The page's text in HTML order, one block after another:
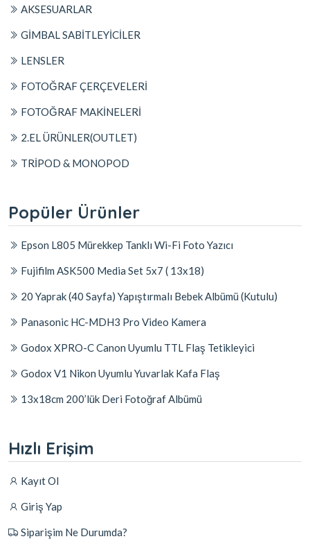
AKSESUARLAR
GİMBAL SABİTLEYİCİLER
LENSLER
FOTOĞRAF ÇERÇEVELERİ
FOTOĞRAF MAKİNELERİ
2.EL ÜRÜNLER(OUTLET)
TRİPOD & MONOPOD
Popüler Ürünler
Epson L805 Mürekkep Tanklı Wi-Fi Foto Yazıcı
Fujifilm ASK500 Media Set 5x7 ( 13x18)
20 Yaprak (40 Sayfa) Yapıştırmalı Bebek Albümü (Kutulu)
Panasonic HC-MDH3 Pro Video Kamera
Godox XPRO-C Canon Uyumlu TTL Flaş Tetikleyici
Godox V1 Nikon Uyumlu Yuvarlak Kafa Flaş
13x18cm 200’lük Deri Fotoğraf Albümü
Hızlı Erişim
Kayıt Ol
Giriş Yap
Siparişim Ne Durumda?